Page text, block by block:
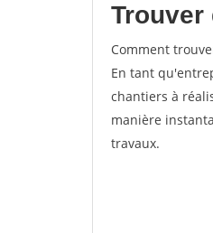
Trouver
Comment
En tant
chantiers à
manière
travaux.